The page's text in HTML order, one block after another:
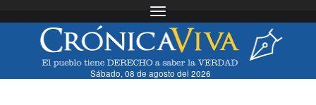
Toggle navigation
Sábado, 08 de agosto del 2026